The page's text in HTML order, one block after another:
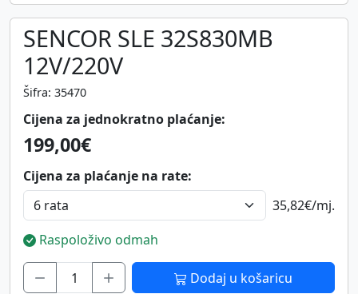
SENCOR SLE 32S830MB
12V/220V
Šifra: 35470
Cijena za jednokratno plaćanje:
199,00€
Cijena za plaćanje na rate:
35,82€/mj.
Raspoloživo odmah
Dodaj u košaricu